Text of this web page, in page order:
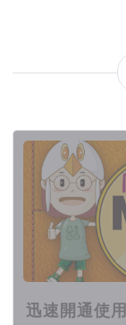
并且支持多
回饋項目
迅速開通使用